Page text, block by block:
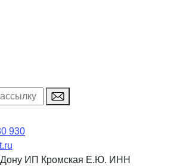
930
Дону ИП Кромская Е.Ю. ИНН